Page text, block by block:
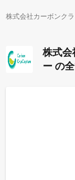
株式会社カーボンク
株式会
ー の